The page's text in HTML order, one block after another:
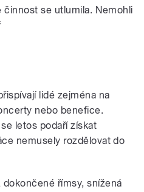
činnost se utlumila. Nemohli
lidé zejména na
nebo benefice.
letos podaří získat
nemusely rozdělovat do
římsy, snížená